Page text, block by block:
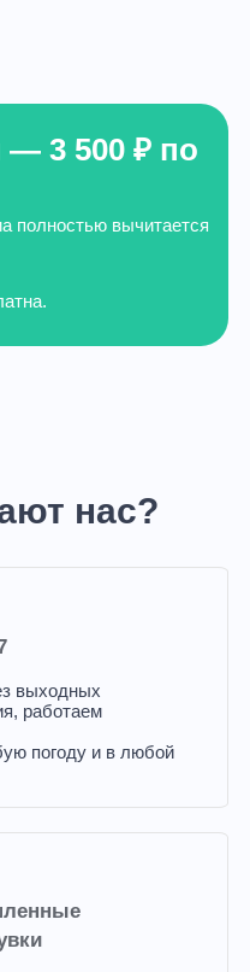
3 500 ₽ по
полностью вычитается
нас?
выходных
работаем
погоду и в любой